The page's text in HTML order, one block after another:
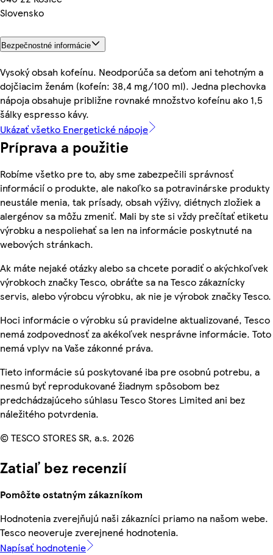
Slovensko
Bezpečnostné informácie
Vysoký obsah kofeínu. Neodporúča sa deťom ani tehotným a
dojčiacim ženám (kofeín: 38,4 mg/100 ml). Jedna plechovka
nápoja obsahuje približne rovnaké množstvo kofeínu ako 1,5
šálky espresso kávy.
Ukázať všetko Energetické nápoje
Príprava a použitie
Robíme všetko pre to, aby sme zabezpečili správnosť
informácií o produkte, ale nakoľko sa potravinárske produkty
neustále menia, tak prísady, obsah výživy, diétnych zložiek a
alergénov sa môžu zmeniť. Mali by ste si vždy prečítať etiketu
výrobku a nespoliehať sa len na informácie poskytnuté na
webových stránkach.
Ak máte nejaké otázky alebo sa chcete poradiť o akýchkoľvek
výrobkoch značky Tesco, obráťte sa na Tesco zákaznícky
servis, alebo výrobcu výrobku, ak nie je výrobok značky Tesco.
Hoci informácie o výrobku sú pravidelne aktualizované, Tesco
nemá zodpovednosť za akékoľvek nesprávne informácie. Toto
nemá vplyv na Vaše zákonné práva.
Tieto informácie sú poskytované iba pre osobnú potrebu, a
nesmú byť reprodukované žiadnym spôsobom bez
predchádzajúceho súhlasu Tesco Stores Limited ani bez
náležitého potvrdenia.
© TESCO STORES SR, a.s. 2026
Zatiaľ bez recenzií
Pomôžte ostatným zákazníkom
Hodnotenia zverejňujú naši zákazníci priamo na našom webe.
Tesco neoveruje zverejnené hodnotenia.
Napísať hodnotenie